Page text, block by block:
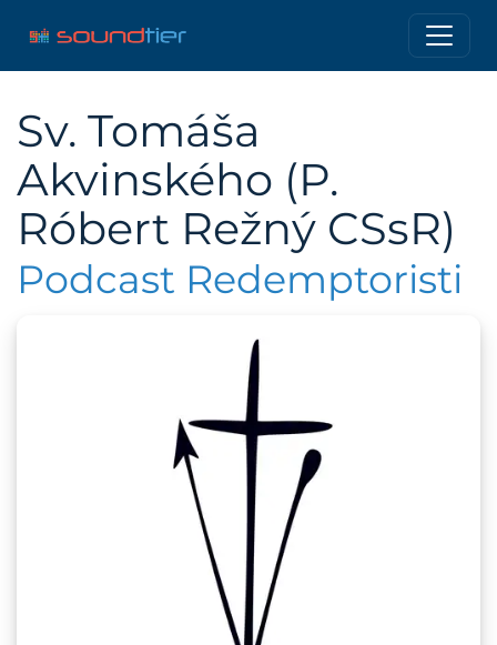
Sv. Tomáša
Akvinského (P.
Róbert Režný CSsR)
Podcast Redemptoristi